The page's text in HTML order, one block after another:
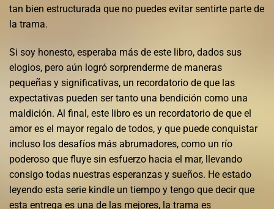
tan bien estructurada que no puedes evitar sentirte parte de
la trama.
Si soy honesto, esperaba más de este libro, dados sus
elogios, pero aún logró sorprenderme de maneras
pequeñas y significativas, un recordatorio de que las
expectativas pueden ser tanto una bendición como una
maldición. Al final, este libro es un recordatorio de que el
amor es el mayor regalo de todos, y que puede conquistar
incluso los desafíos más abrumadores, como un río
poderoso que fluye sin esfuerzo hacia el mar, llevando
consigo todas nuestras esperanzas y sueños. He estado
leyendo esta serie kindle un tiempo y tengo que decir que
esta entrega es una de las mejores, la trama es